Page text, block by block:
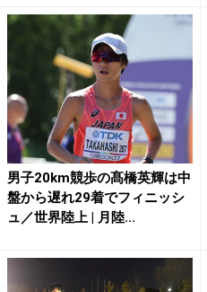
男子20km競歩の髙橋英輝は中
盤から遅れ29着でフィニッシ
ュ／世界陸上 | 月陸...